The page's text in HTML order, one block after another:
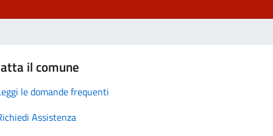
il comune
le domande frequenti
Assistenza